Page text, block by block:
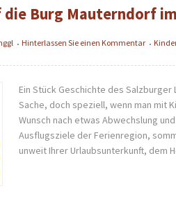
die Burg Mauterndorf
• Hinterlassen Sie einen Kommentar •
Ein Stück Geschichte des Salzburger
Sache, doch speziell, wenn man mit
Wunsch nach etwas Abwechslung
Ausflugsziele der Ferienregion,
unweit Ihrer Urlaubsunterkunft, dem